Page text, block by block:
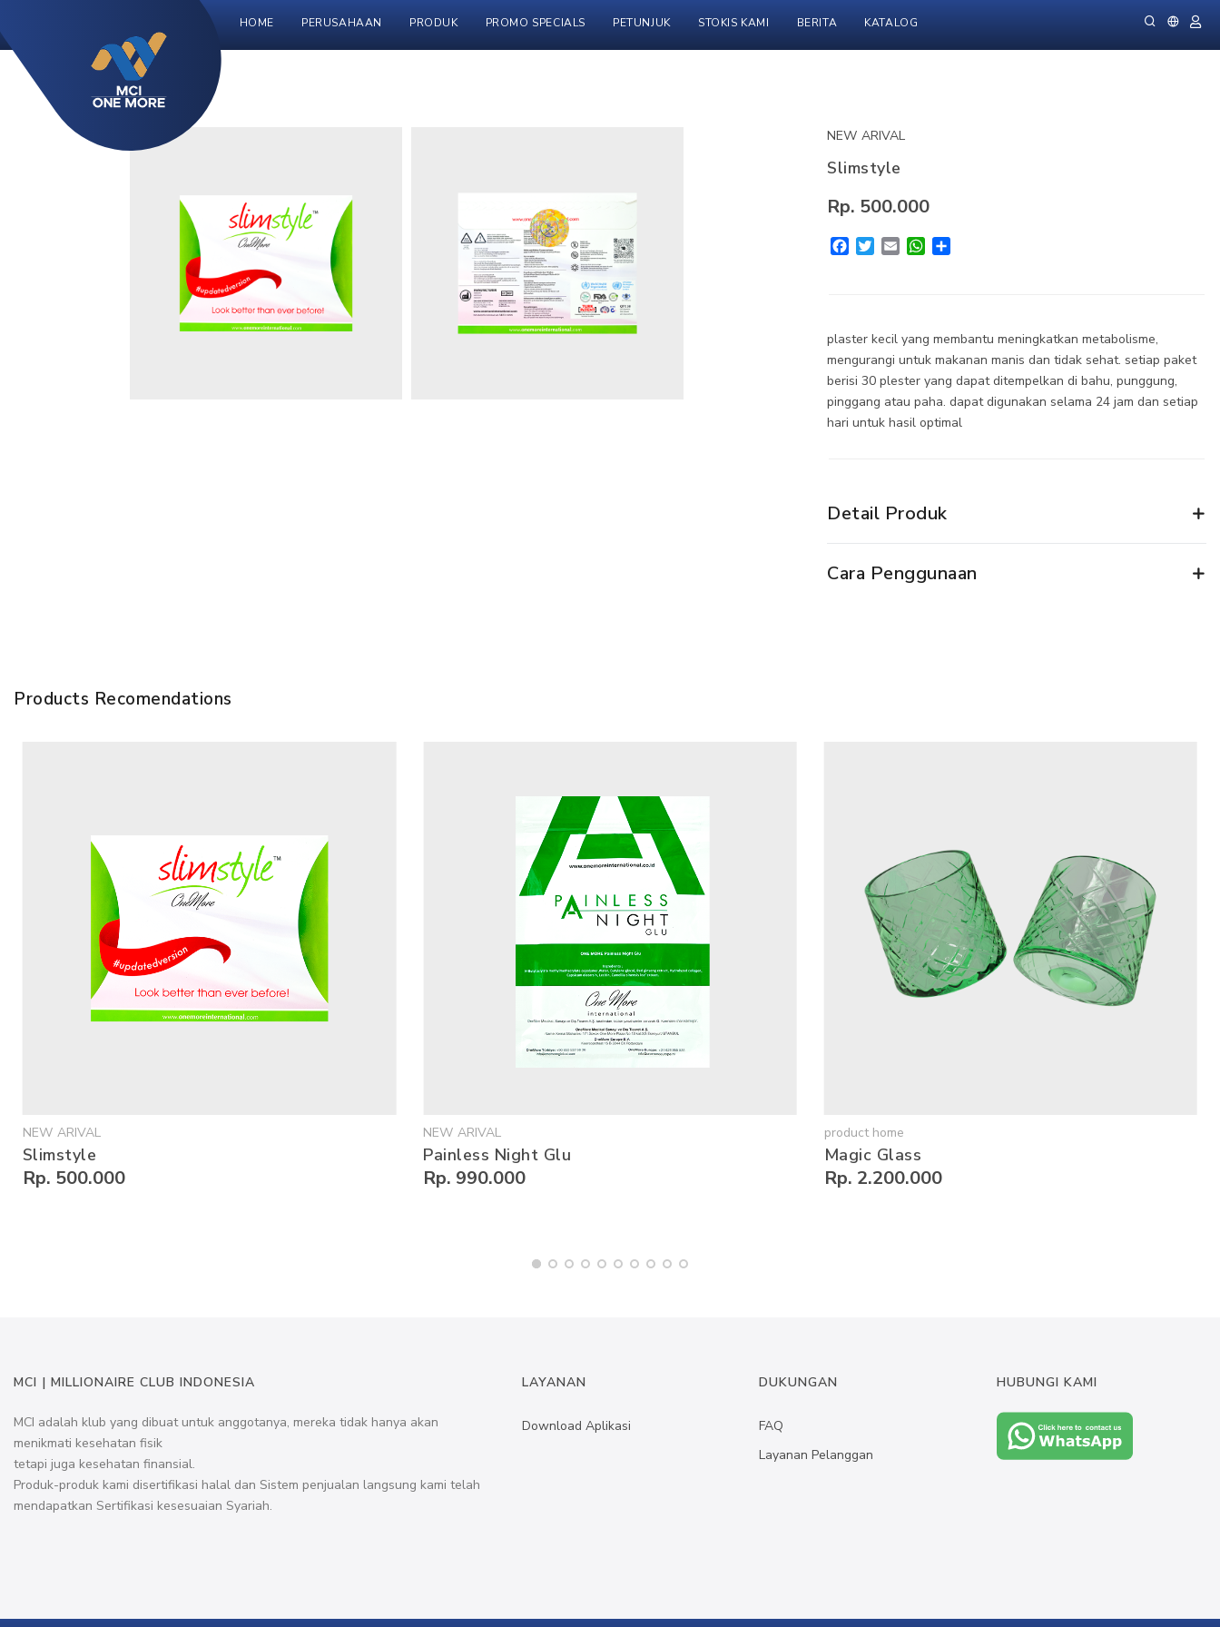
HOME PERUSAHAAN PRODUK PROMO SPECIALS PETUNJUK STOKIS KAMI BERITA KATALOG
NEW ARIVAL
Slimstyle
Rp. 500.000
Facebook
Twitter
Email WhatsApp
plaster kecil yang membantu meningkatkan metabolisme,
mengurangi untuk makanan manis dan tidak sehat. setiap paket
berisi 30 plester yang dapat ditempelkan di bahu, punggung,
pinggang atau paha. dapat digunakan selama 24 jam dan setiap
hari untuk hasil optimal
Detail Produk
Cara Penggunaan
Products Recomendations
NEW ARIVAL
Slimstyle
Rp. 500.000
NEW ARIVAL
Painless Night Glu
Rp. 990.000
product home
Magic Glass
Rp. 2.200.000
MCI | MILLIONAIRE CLUB INDONESIA
MCI adalah klub yang dibuat untuk anggotanya, mereka tidak hanya akan
menikmati kesehatan fisik
tetapi juga kesehatan finansial.
Produk-produk kami disertifikasi halal dan Sistem penjualan langsung kami telah
mendapatkan Sertifikasi kesesuaian Syariah.
LAYANAN
Download Aplikasi
DUKUNGAN
FAQ
Layanan Pelanggan
HUBUNGI KAMI